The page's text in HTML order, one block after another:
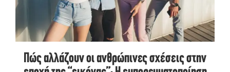
Πώς αλλάζουν οι ανθρώπινες σχέσεις στην